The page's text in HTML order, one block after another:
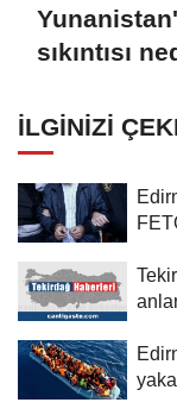
sıkıntısı
İLGINIZI